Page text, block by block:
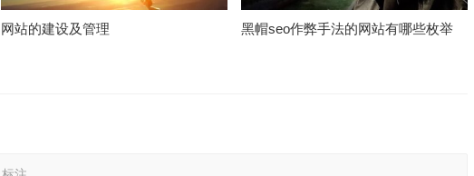
网站的建设及管理 黑帽seo作弊手法的网站有哪些枚举